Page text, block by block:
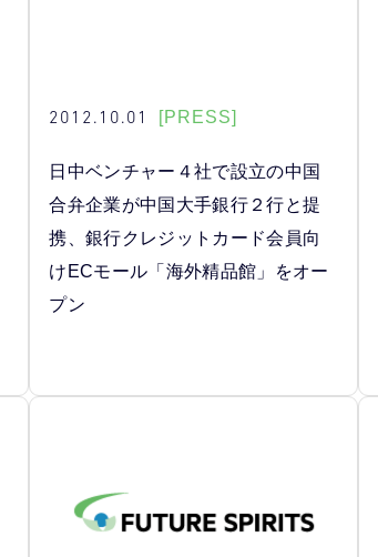
2012.10.01 [PRESS]
日中ベンチャー４社で設立の中国
合弁企業が中国大手銀行２行と提
携、銀行クレジットカード会員向
けECモール「海外精品館」をオー
プン